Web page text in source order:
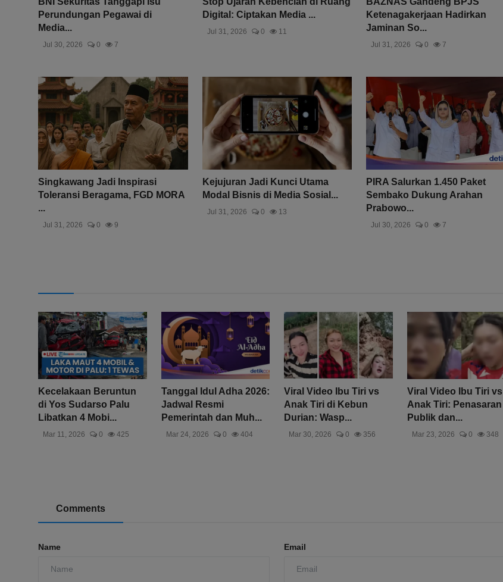
Perundungan Pegawai di
Media...
Jul 30, 2026 0 7
Digital: Ciptakan Media ...
Jul 31, 2026 0 11
Ketenagakerjaan Hadirkan
Jaminan So...
Jul 31, 2026 0 7
Singkawang Jadi Inspirasi
Toleransi Beragama, FGD MORA
...
Jul 31, 2026 0 9
Kejujuran Jadi Kunci Utama
Modal Bisnis di Media Sosial...
Jul 31, 2026 0 13
PIRA Salurkan 1.450 Paket
Sembako Dukung Arahan
Prabowo...
Jul 30, 2026 0 7
Kecelakaan Beruntun
di Yos Sudarso Palu
Libatkan 4 Mobi...
Mar 11, 2026 0 425
Tanggal Idul Adha 2026:
Jadwal Resmi
Pemerintah dan Muh...
Mar 24, 2026 0 404
Viral Video Ibu Tiri vs
Anak Tiri di Kebun
Durian: Wasp...
Mar 30, 2026 0 356
Viral Video Ibu Tiri vs
Anak Tiri: Penasaran
Publik dan...
Mar 23, 2026 0 348
Comments
Name Email